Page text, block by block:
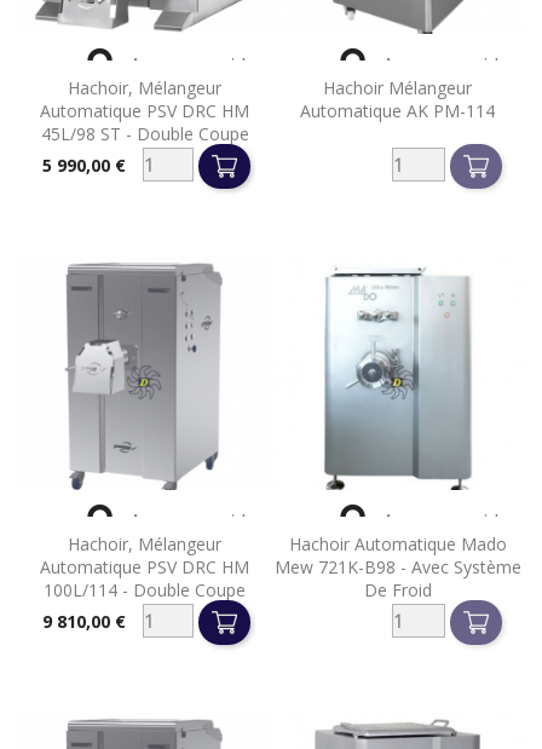
Hachoir, Mélangeur
Automatique PSV DRC HM
45L/98 ST - Double Coupe
Prix5 990,00 €
 Aperçu rapide
Hachoir Mélangeur
Automatique AK PM-114
 Aperçu rapide
Hachoir, Mélangeur
Automatique PSV DRC HM
100L/114 - Double Coupe
Prix9 810,00 €
 Aperçu rapide
Hachoir Automatique Mado
Mew 721K-B98 - Avec Système
De Froid
 Aperçu rapide